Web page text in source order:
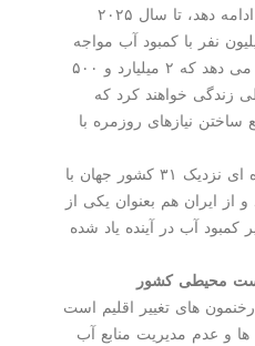
میزان فعلی به مصرف آب ادامه دهد، تا سال ۲۰۲۵
۷۰۰ میلیون نفر با کمبود آب مواجه
خواهند شد. همینطور اخطار می دهد که ۲ میلیارد و ۵۰۰
خواهند کرد که
روزمره با
این نشان داده است در آینده ای نزدیک ۳۱ کشور جهان با
هم بعنوان یکی از
در آینده یاد شده
کشور
تغییر اقلیم است
منابع آب